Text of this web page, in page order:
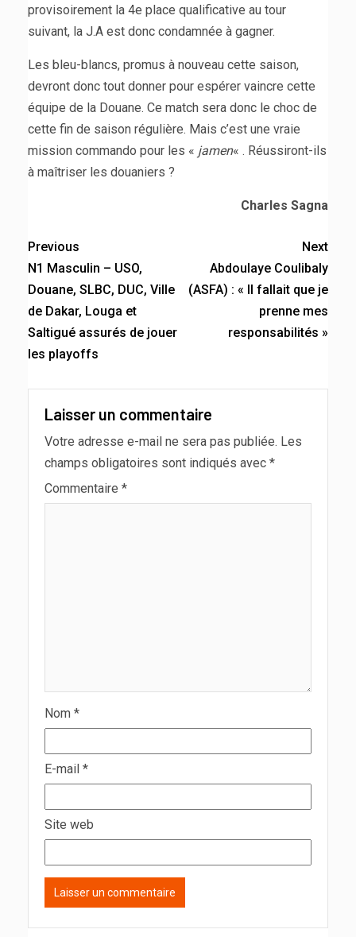
provisoirement la 4e place qualificative au tour
suivant, la J.A est donc condamnée à gagner.
Les bleu-blancs, promus à nouveau cette saison,
devront donc tout donner pour espérer vaincre cette
équipe de la Douane. Ce match sera donc le choc de
cette fin de saison régulière. Mais c’est une vraie
mission commando pour les « jamen« . Réussiront-ils
à maîtriser les douaniers ?
Charles Sagna
Previous
N1 Masculin – USO,
Douane, SLBC, DUC, Ville
de Dakar, Louga et
Saltigué assurés de jouer
les playoffs
Next
Abdoulaye Coulibaly
(ASFA) : « Il fallait que je
prenne mes
responsabilités »
Laisser un commentaire
Votre adresse e-mail ne sera pas publiée. Les
champs obligatoires sont indiqués avec *
Commentaire *
Nom *
E-mail *
Site web